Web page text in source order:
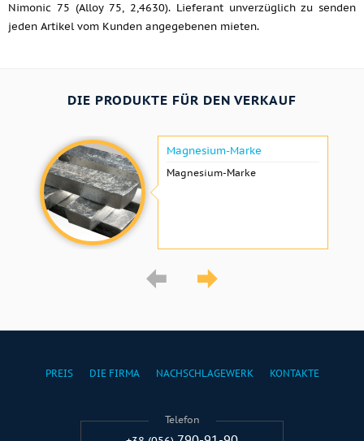
Nimonic 75 (Alloy 75, 2,4630). Lieferant unverzüglich zu senden
jeden Artikel vom Kunden angegebenen mieten.
DIE PRODUKTE FÜR DEN VERKAUF
Magnesium-Marke
Magnesium-Marke
PREIS DIE FIRMA NACHSCHLAGEWERK KONTAKTE
Telefon